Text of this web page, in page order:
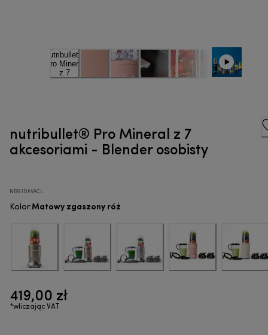
nutribullet® Pro Mineral z 7
akcesoriami - Blender osobisty
NB910MACL
Kolor:Matowy zgaszony róż
419,00 zł
*wliczając VAT